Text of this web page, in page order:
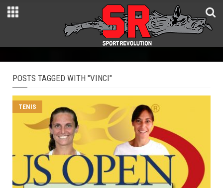
POSTS TAGGED WITH "VINCI"
TENIS